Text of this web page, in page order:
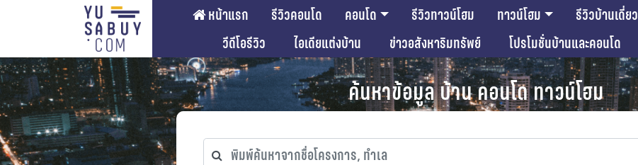
หน้าแรก รีวิวคอนโด คอนโด รีวิวทาวน์โฮม ทาวน์โฮม รีวิวบ้านเดี่ยว
วีดีโอรีวิว
ไอเดียแต่งบ้าน ข่าวอสังหาริมทรัพย์ โปรโมชั่นบ้านและคอนโด
ค้นหาข้อมูล บ้าน คอนโด ทาวน์โฮม
พิมพ์ค้นหาจากชื่อโครงการ, ทำเล